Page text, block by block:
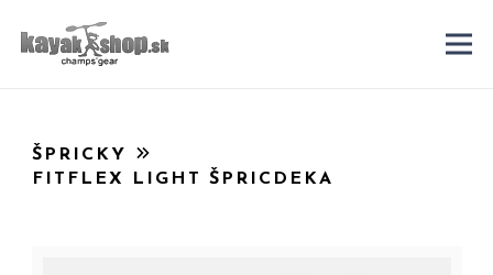
ŠPRICKY
FITFLEX LIGHT ŠPRICDEKA